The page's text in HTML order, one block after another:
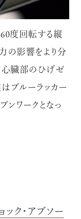
度回転する縦
の影響をより分
心臓部のひげゼ
ブルーラッカー
ンワークとなっ
ック・アブソー